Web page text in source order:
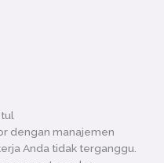
dengan manajemen
Anda tidak terganggu.